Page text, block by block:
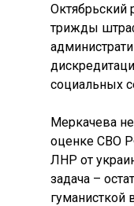
Октябрьский
трижды
социальных
Меркачева
оценке СВО
ЛНР от
задача –
гуманисткой